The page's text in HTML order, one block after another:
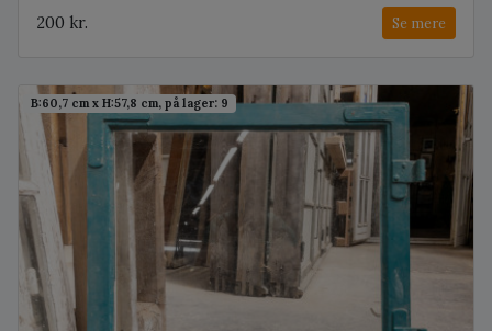
200 kr.
Se mere
B:60,7 cm x H:57,8 cm, på lager: 9